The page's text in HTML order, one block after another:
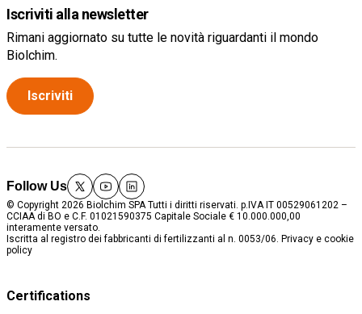
Iscriviti alla newsletter
Rimani aggiornato su tutte le novità riguardanti il mondo
Biolchim.
Iscriviti
Follow Us
twitteryoutube
linkedin
© Copyright 2026 Biolchim SPA Tutti i diritti riservati. p.IVA IT 00529061202 –
CCIAA di BO e C.F. 01021590375 Capitale Sociale € 10.000.000,00
interamente versato.
Iscritta al registro dei fabbricanti di fertilizzanti al n. 0053/06. Privacy e cookie
policy
Certifications